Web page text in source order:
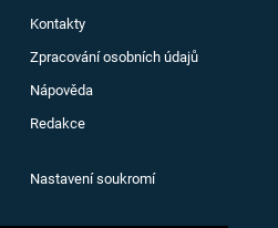
Kontakty
Zpracování osobních údajů
Nápověda
Redakce
Nastavení soukromí